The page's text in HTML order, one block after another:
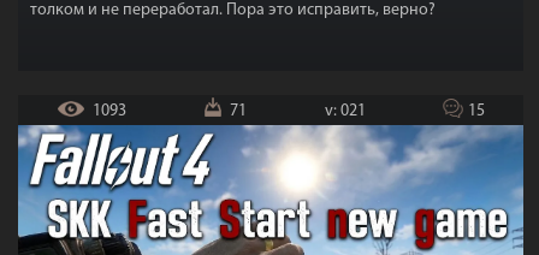
толком и не переработал. Пора это исправить, верно?
1093 71 v: 021 15